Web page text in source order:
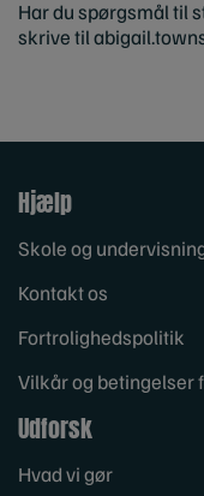
Har du spørgsmål til
skrive til
Hjælp
Skole og
Kontakt os
Fortrolighedspolitik
Vilkår og betingelser
Udforsk
Hvad vi gør